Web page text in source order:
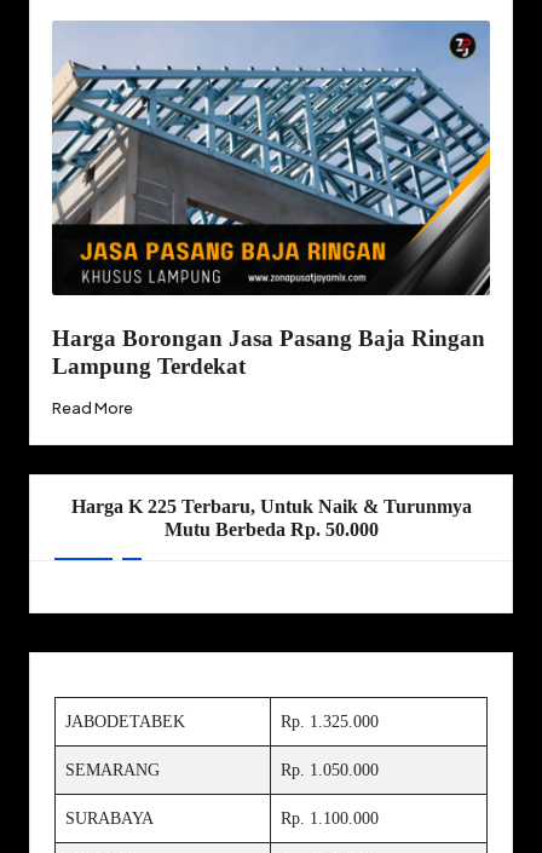
Harga Borongan Jasa Pasang Baja Ringan
Lampung Terdekat
Read More
Harga K 225 Terbaru, Untuk Naik & Turunmya
Mutu Berbeda Rp. 50.000
JABODETABEK Rp. 1.325.000
SEMARANG Rp. 1.050.000
SURABAYA Rp. 1.100.000